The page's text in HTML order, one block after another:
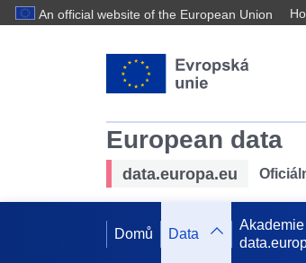
An official website of the European Union
European data
data.europa.eu
Domů Data
Akademie